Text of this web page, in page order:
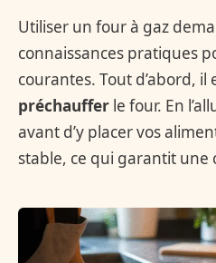
Utiliser un four à gaz
connaissances pratiques
courantes. Tout d’abord,
préchauffer le four. En
avant d’y placer vos
stable, ce qui garantit une